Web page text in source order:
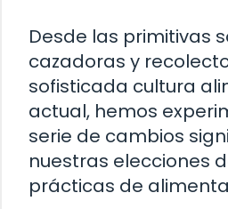
Desde las primitivas
cazadoras y
sofisticada cultura
actual, hemos
serie de cambios
nuestras elecciones
prácticas de